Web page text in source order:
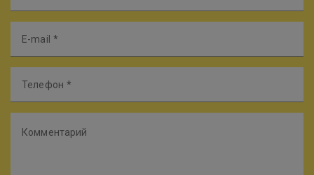
E-mail
Телефон
Комментарий